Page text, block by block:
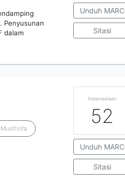
Penyusunan
dalam
Unduh MARC
Sitasi
Musthofa
Ketersediaan
52
Unduh MARC
Sitasi